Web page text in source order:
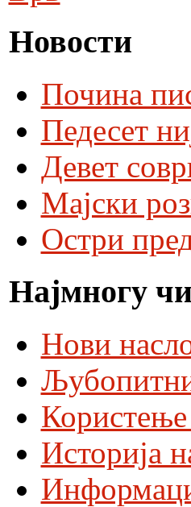
Новости
Почина
Педесет
Девет
Мајски
Остри
Најмногу
Нови
Историја